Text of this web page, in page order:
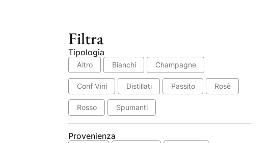
Filtra
Tipologia
Altro Bianchi Champagne
Conf Vini Distillati Passito Rosè
Rosso Spumanti
Provenienza